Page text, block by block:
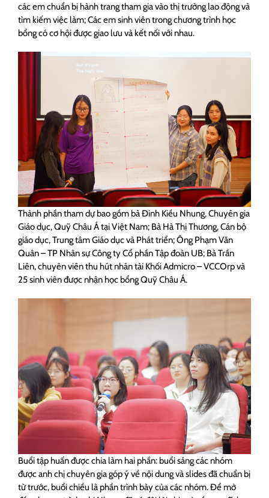
các em chuẩn bị hành trang tham gia vào thị trường lao động và
tìm kiếm việc làm; Các em sinh viên trong chương trình học
bổng có cơ hội được giao lưu và kết nối với nhau.
Thành phần tham dự bao gồm bà Đinh Kiều Nhung, Chuyên gia
Giáo dục, Quỹ Châu Á tại Việt Nam; Bà Hà Thị Thương, Cán bộ
giáo dục, Trung tâm Giáo dục và Phát triển; Ông Phạm Văn
Quân – TP Nhân sự Công ty Cổ phần Tập đoàn UB; Bà Trần
Liên, chuyên viên thu hút nhân tài Khối Admicro – VCCOrp và
25 sinh viên được nhận học bổng Quỹ Châu Á.
Buổi tập huấn được chia làm hai phần: buổi sáng các nhóm
được anh chị chuyên gia góp ý về nội dung và slides đã chuẩn bị
từ trước, buổi chiều là phần trình bày của các nhóm. Để mở